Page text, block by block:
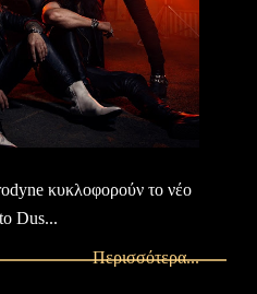
κυκλοφορούν το νέο
Dus...
Περισσότερα...